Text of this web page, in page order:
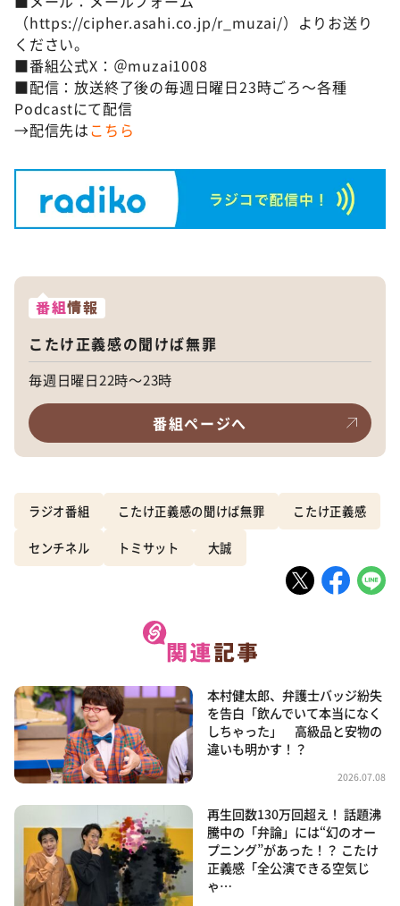
（https://cipher.asahi.co.jp/r_muzai/）よりお送り
ください。
■番組公式X：＠muzai1008
■配信：放送終了後の毎週日曜日23時ごろ～各種
Podcastにて配信
→配信先はこちら
番組情報
こたけ正義感の聞けば無罪
毎週日曜日22時～23時
番組ページへ
ラジオ番組 こたけ正義感の聞けば無罪 こたけ正義感
センチネル トミサット 大誠
本村健太郎、弁護士バッジ紛失
を告白「飲んでいて本当になく
しちゃった」 高級品と安物の
違いも明かす！？
2026.07.08
再生回数130万回超え！ 話題沸
騰中の「弁論」には“幻のオー
プニング”があった！？ こたけ
正義感「全公演できる空気じ
ゃ…